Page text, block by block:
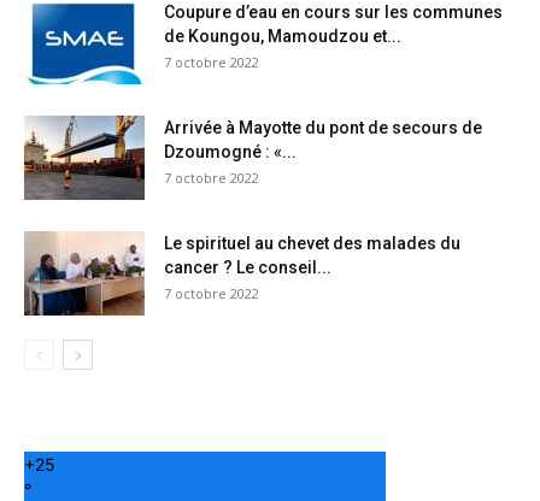
Coupure d’eau en cours sur les communes
de Koungou, Mamoudzou et...
7 octobre 2022
Arrivée à Mayotte du pont de secours de
Dzoumogné : «...
7 octobre 2022
Le spirituel au chevet des malades du
cancer ? Le conseil...
7 octobre 2022
+25
°